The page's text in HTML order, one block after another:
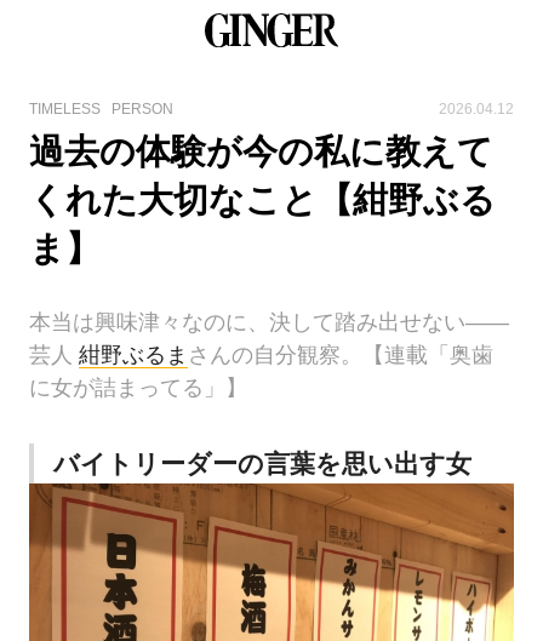
TIMELESS PERSON 2026.04.12
過去の体験が今の私に教えて
くれた大切なこと【紺野ぶる
ま】
本当は興味津々なのに、決して踏み出せない――
芸人紺野ぶるま さんの自分観察。【連載「奥歯
に女が詰まってる」】
バイトリーダーの言葉を思い出す女